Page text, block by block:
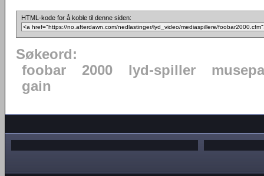
HTML-kode for å koble til denne siden:
Søkeord:
foobar
2000 lyd-spiller
gain